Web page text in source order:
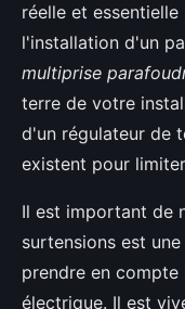
réelle et
l'installation d'un
multiprise
terre de votre
d'un régulateur de
existent pour
Il est important de
surtensions est
prendre en
électrique. Il est